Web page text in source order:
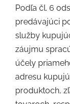
Podľa čl. 6
predávajúci
služby
záujmu
účely
adresu
produktoch,